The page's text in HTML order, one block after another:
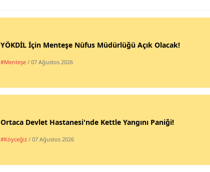
YÖKDİL İçin Menteşe Nüfus Müdürlüğü Açık Olacak!
#Menteşe / 07 Ağustos 2026
Ortaca Devlet Hastanesi'nde Kettle Yangını Paniği!
#Köyceğiz / 07 Ağustos 2026